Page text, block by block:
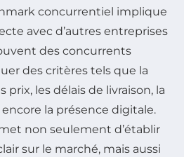
concurrentiel implique
avec d’autres entreprises
des concurrents
des critères tels que la
les délais de livraison, la
la présence digitale.
non seulement d’établir
sur le marché, mais aussi